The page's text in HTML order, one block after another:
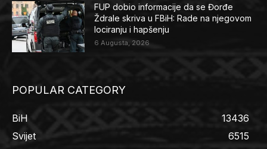
FUP dobio informacije da se Đorđe
Ždrale skriva u FBiH: Rade na njegovom
lociranju i hapšenju
6 Augusta, 2026
POPULAR CATEGORY
BiH
13436
Svijet
6515